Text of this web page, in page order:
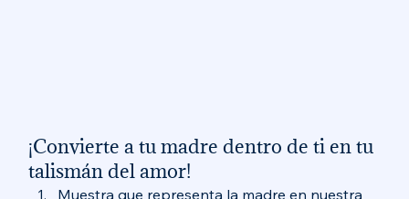
¡Convierte a tu madre dentro de ti en tu
talismán del amor!
Muestra que representa la madre en nuestra